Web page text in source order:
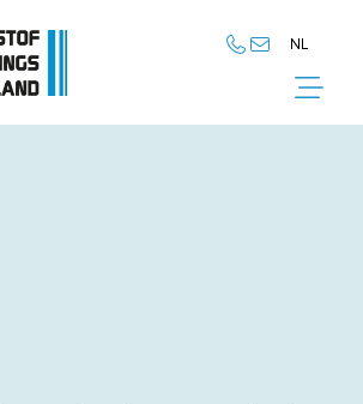
NL
NL